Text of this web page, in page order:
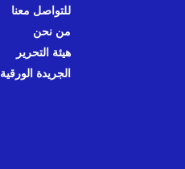
للتواصل معنا
من نحن
هيئة التحرير
الجريدة الورقية